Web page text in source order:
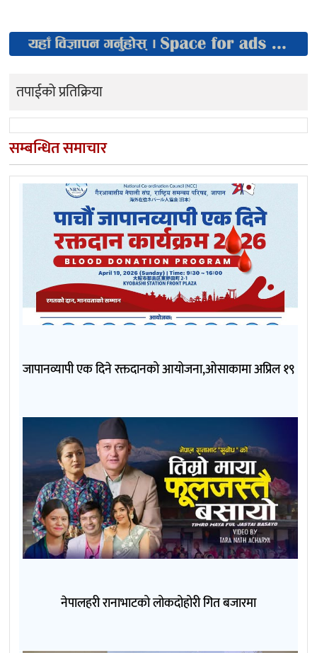
तपाईको प्रतिक्रिया
सम्बन्धित समाचार
जापानव्यापी एक दिने रक्तदानको आयोजना,ओसाकामा अप्रिल १९
नेपालहरी रानाभाटको लोकदोहोरी गित बजारमा